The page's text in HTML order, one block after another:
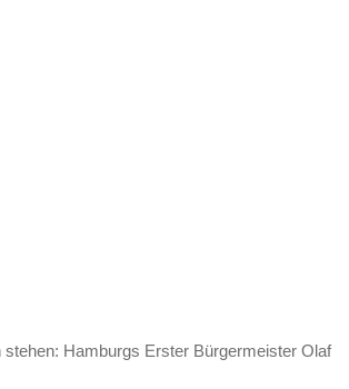
stehen: Hamburgs Erster Bürgermeister Olaf